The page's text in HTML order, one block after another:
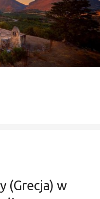
(Grecja) w